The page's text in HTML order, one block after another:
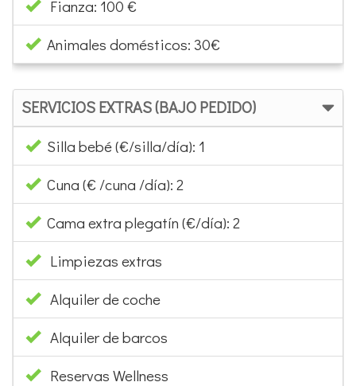
Fianza: 100 €
Animales domésticos: 30€
SERVICIOS EXTRAS (BAJO PEDIDO)
Silla bebé (€/silla/día): 1
Cuna (€ /cuna /día): 2
Cama extra plegatín (€/día): 2
Limpiezas extras
Alquiler de coche
Alquiler de barcos
Reservas Wellness